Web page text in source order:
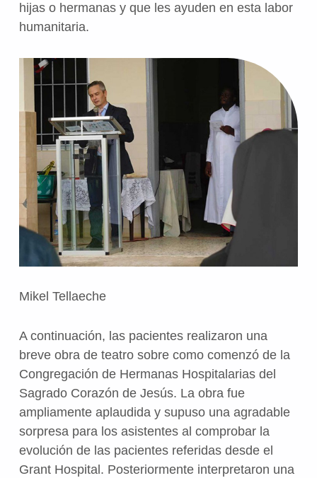
hijas o hermanas y que les ayuden en esta labor
humanitaria.
Mikel Tellaeche
A continuación, las pacientes realizaron una
breve obra de teatro sobre como comenzó de la
Congregación de Hermanas Hospitalarias del
Sagrado Corazón de Jesús. La obra fue
ampliamente aplaudida y supuso una agradable
sorpresa para los asistentes al comprobar la
evolución de las pacientes referidas desde el
Grant Hospital. Posteriormente interpretaron una